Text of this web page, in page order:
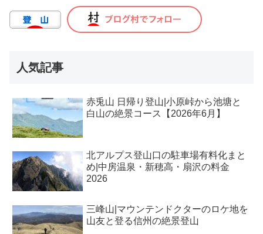
人気記事
赤兎山 日帰り登山|小原峠から池塘と
白山の絶景コース【2026年6月】
北アルプス登山口の駐車場有料化まと
め|中房温泉・新穂高・扇沢の料金
2026
三峰山|マウンテンドクターのロケ地を
山友と登る信州の絶景登山